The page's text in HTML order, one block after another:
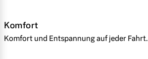
Komfort
Komfort und Entspannung auf jeder Fahrt.